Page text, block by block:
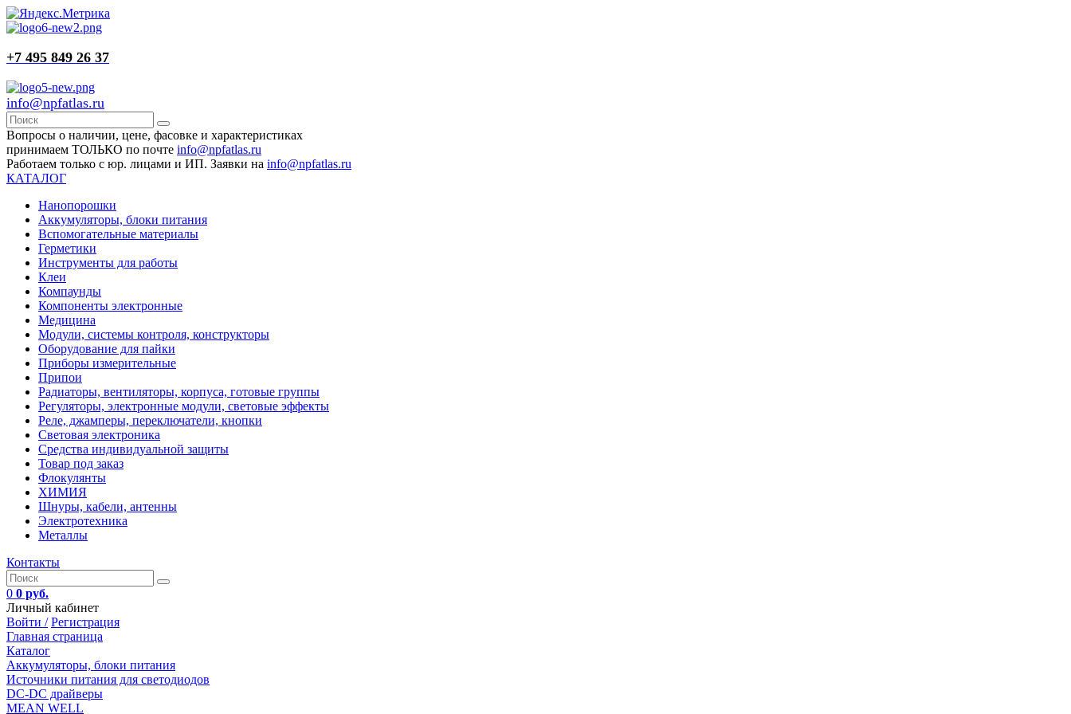
+7 495 849 26 37
info@npfatlas.ru
Вопросы о наличии, цене, фасовке и характеристиках
принимаем ТОЛЬКО по почте info@npfatlas.ru
Работаем только с юр. лицами и ИП. Заявки на info@npfatlas.ru
КАТАЛОГ
Нанопорошки
Аккумуляторы, блоки питания
Вспомогательные материалы
Герметики
Инструменты для работы
Клеи
Компаунды
Компоненты электронные
Медицина
Модули, системы контроля, конструкторы
Оборудование для пайки
Приборы измерительные
Припои
Радиаторы, вентиляторы, корпуса, готовые группы
Регуляторы, электронные модули, световые эффекты
Реле, джамперы, переключатели, кнопки
Световая электроника
Средства индивидуальной защиты
Товар под заказ
Флокулянты
ХИМИЯ
Шнуры, кабели, антенны
Электротехника
Металлы
Контакты
0 0 руб.
Личный кабинет
Войти / Регистрация
Главная страница
Каталог
Аккумуляторы, блоки питания
Источники питания для светодиодов
DC-DC драйверы
MEAN WELL